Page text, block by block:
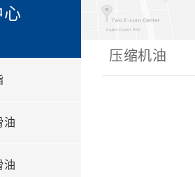
心
油
油
压缩机油